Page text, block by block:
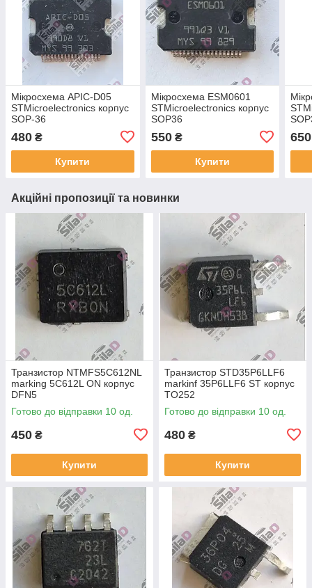
Мікросхема APIC-D05
STMicroelectronics корпус
SOP-36
480 ₴
Купити
Мікросхема ESM0601
STMicroelectronics корпус
SOP36
550₴
Купити
650
Акційні пропозиції та новинки
Транзистор NTMFS5C612NL
marking 5C612L ON корпус
DFN5
Готово до відправки 10 од.
450 ₴
Купити
Транзистор STD35P6LLF6
markinf 35P6LLF6 ST корпус
TO252
Готово до відправки 10 од.
480 ₴
Купити